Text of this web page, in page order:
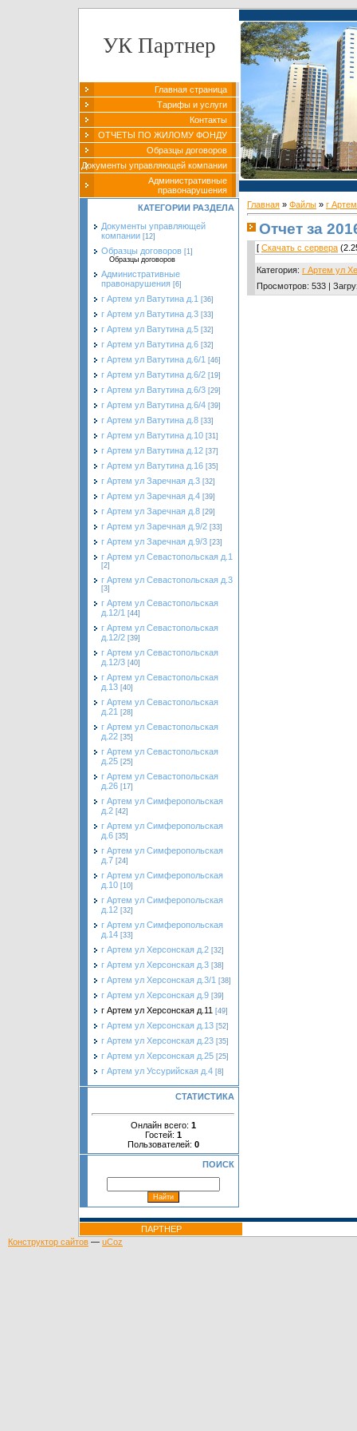
УК Партнер
Главная страница
Тарифы и услуги
Контакты
ОТЧЕТЫ ПО ЖИЛОМУ ФОНДУ
Образцы договоров
Документы управляющей компании
Административные
правонарушения
КАТЕГОРИИ РАЗДЕЛА
Документы управляющей
компании [12]
Образцы договоров [1]
Образцы договоров
Административные
правонарушения [6]
г Артем ул Ватутина д.1 [36]
г Артем ул Ватутина д.3 [33]
г Артем ул Ватутина д.5 [32]
г Артем ул Ватутина д.6 [32]
г Артем ул Ватутина д.6/1 [46]
г Артем ул Ватутина д.6/2 [19]
г Артем ул Ватутина д.6/3 [29]
г Артем ул Ватутина д.6/4 [39]
г Артем ул Ватутина д.8 [33]
г Артем ул Ватутина д.10 [31]
г Артем ул Ватутина д.12 [37]
г Артем ул Ватутина д.16 [35]
г Артем ул Заречная д.3 [32]
г Артем ул Заречная д.4 [39]
г Артем ул Заречная д.8 [29]
г Артем ул Заречная д.9/2 [33]
г Артем ул Заречная д.9/3 [23]
г Артем ул Севастопольская д.1
[2]
г Артем ул Севастопольская д.3
[3]
г Артем ул Севастопольская
д.12/1 [44]
г Артем ул Севастопольская
д.12/2 [39]
г Артем ул Севастопольская
д.12/3 [40]
г Артем ул Севастопольская
д.13 [40]
г Артем ул Севастопольская
д.21 [28]
г Артем ул Севастопольская
д.22 [35]
г Артем ул Севастопольская
д.25 [25]
г Артем ул Севастопольская
д.26 [17]
г Артем ул Симферопольская
д.2 [42]
г Артем ул Симферопольская
д.6 [35]
г Артем ул Симферопольская
д.7 [24]
г Артем ул Симферопольская
д.10 [10]
г Артем ул Симферопольская
д.12 [32]
г Артем ул Симферопольская
д.14 [33]
г Артем ул Херсонская д.2 [32]
г Артем ул Херсонская д.3 [38]
г Артем ул Херсонская д.3/1 [38]
г Артем ул Херсонская д.9 [39]
г Артем ул Херсонская д.11 [49]
г Артем ул Херсонская д.13 [52]
г Артем ул Херсонская д.23 [35]
г Артем ул Херсонская д.25 [25]
г Артем ул Уссурийская д.4 [8]
СТАТИСТИКА
Онлайн всего: 1
Гостей: 1
Пользователей: 0
ПОИСК
Главная » Файлы » г
Отчет за
[ Скачать с сервера
Категория: г Артем ул
Просмотров: 533 |
ПАРТНЕР
Конструктор сайтов — uCoz